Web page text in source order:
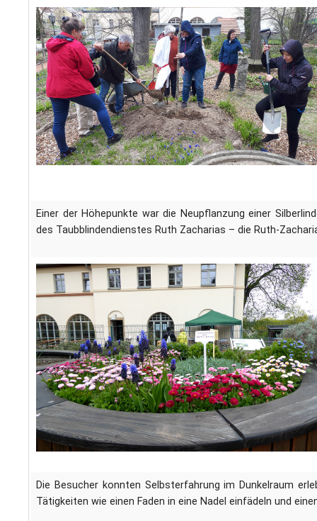
Einer der Höhepunkte war die Neupflanzung einer
des Taubblindendienstes Ruth Zacharias – die Ruth-
Die Besucher konnten Selbsterfahrung im Dunkelraum
Tätigkeiten wie einen Faden in eine Nadel einfädeln und